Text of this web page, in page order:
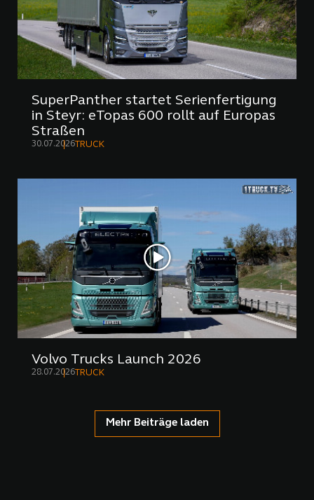
SuperPanther startet Serienfertigung
in Steyr: eTopas 600 rollt auf Europas
Straßen
30.07.2026TRUCK
Volvo Trucks Launch 2026
28.07.2026 TRUCK
Mehr Beiträge laden